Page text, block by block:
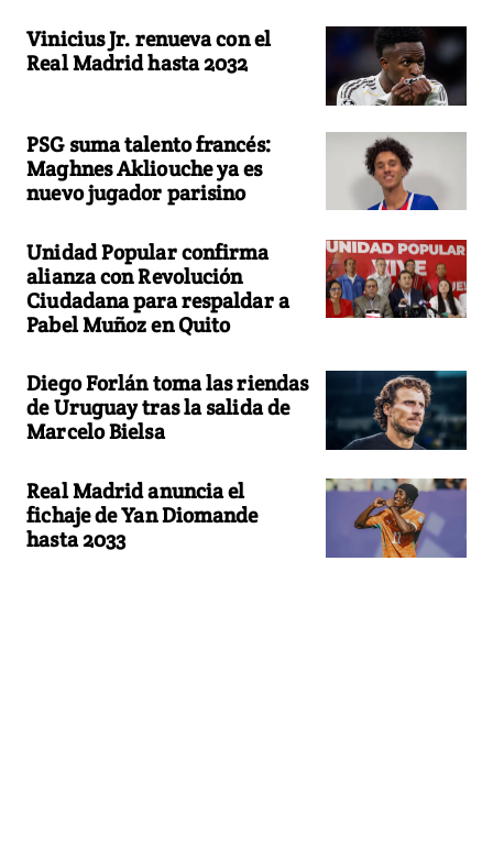
Vinicius Jr. renueva con el
Real Madrid hasta 2032
PSG suma talento francés:
Maghnes Akliouche ya es
nuevo jugador parisino
Unidad Popular confirma
alianza con Revolución
Ciudadana para respaldar a
Pabel Muñoz en Quito
Diego Forlán toma las riendas
de Uruguay tras la salida de
Marcelo Bielsa
Real Madrid anuncia el
fichaje de Yan Diomande
hasta 2033